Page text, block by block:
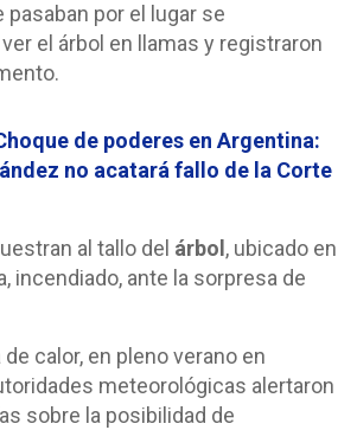
por el lugar se
el árbol en llamas y registraron
de poderes en Argentina:
no acatará fallo de la Corte
al tallo del árbol , ubicado en
incendiado, ante la sorpresa de
calor, en pleno verano en
meteorológicas alertaron
sobre la posibilidad de